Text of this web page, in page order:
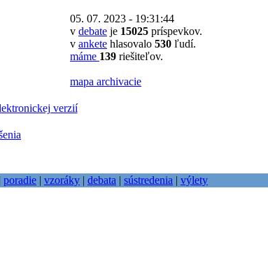
05. 07. 2023 - 19:31:44
v debate je 15025 príspevkov.
v ankete hlasovalo 530 ľudí.
máme 139 riešiteľov.
mapa archivacie
verzií
poradie | vzoráky | debata | sústredenia | výlety